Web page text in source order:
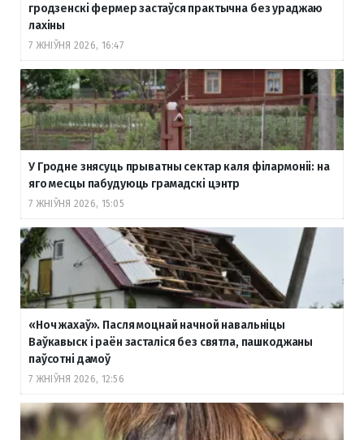
гродзенскі фермер застаўся практычна без ураджаю
лахіны
7 ЖНІЎНЯ 2026, 16:47
У Гродне знясуць прыватны сектар каля філармоніі: на
яго месцы пабудуюць грамадскі цэнтр
7 ЖНІЎНЯ 2026, 15:05
«Ноч жахаў». Пасля моцнай начной навальніцы
Ваўкавыск і раён засталіся без святла, пашкоджаны
паўсотні дамоў
7 ЖНІЎНЯ 2026, 12:56